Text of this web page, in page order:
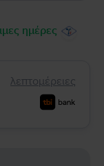
ημέρες
λεπτομέρειες